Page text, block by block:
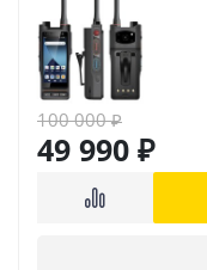
100 000₽
49 990 ₽